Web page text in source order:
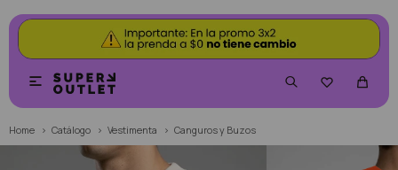


Home Catálogo Vestimenta Canguros y Buzos